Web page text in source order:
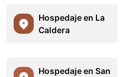
Hospedaje en La
Caldera
Hospedaje en San